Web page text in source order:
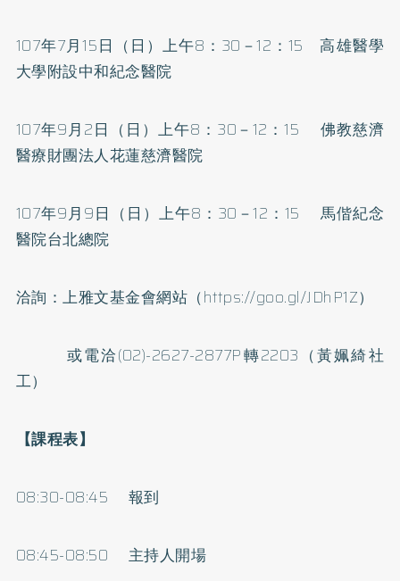
107年7月15日（日）上午8：30－12：15 高雄醫學
大學附設中和紀念醫院
107年9月2日（日）上午8：30－12：15 佛教慈濟
醫療財團法人花蓮慈濟醫院
107年9月9日（日）上午8：30－12：15 馬偕紀念
醫院台北總院
洽詢：上雅文基金會網站（https://goo.gl/JDhP1Z）
或電洽(02)-2627-2877P轉2203（黃姵綺社
工）
【課程表】
08:30-08:45 報到
08:45-08:50 主持人開場